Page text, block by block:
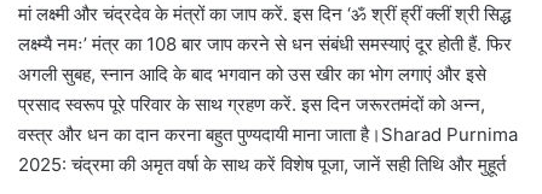
मां लक्ष्मी और चंद्रदेव के मंत्रों का जाप करें. इस दिन ‘ॐ श्रीं ह्रीं क्लीं श्री सिद्ध
लक्ष्म्यै नमः’ मंत्र का 108 बार जाप करने से धन संबंधी समस्याएं दूर होती हैं. फिर
अगली सुबह, स्नान आदि के बाद भगवान को उस खीर का भोग लगाएं और इसे
प्रसाद स्वरूप पूरे परिवार के साथ ग्रहण करें. इस दिन जरूरतमंदों को अन्न,
वस्त्र और धन का दान करना बहुत पुण्यदायी माना जाता है।Sharad Purnima
2025: चंद्रमा की अमृत वर्षा के साथ करें विशेष पूजा, जानें सही तिथि और मुहूर्त